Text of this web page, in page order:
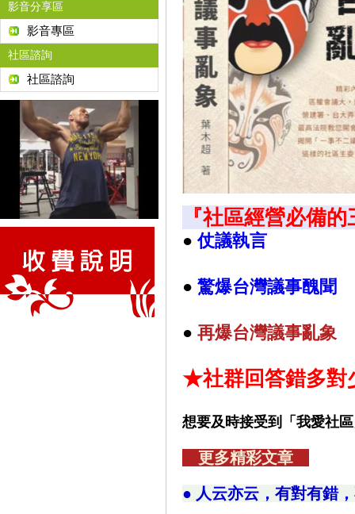
影音分享區
影音專區
社區諮詢
社區諮詢
『社區經營必備
●仗議執言
● 驚爆台灣議事醜聞
● 再爆台灣議事亂象
★社群回答錯多對
想要及時接受到「我愛社
更多精彩文章
● 人云亦云，有對有錯